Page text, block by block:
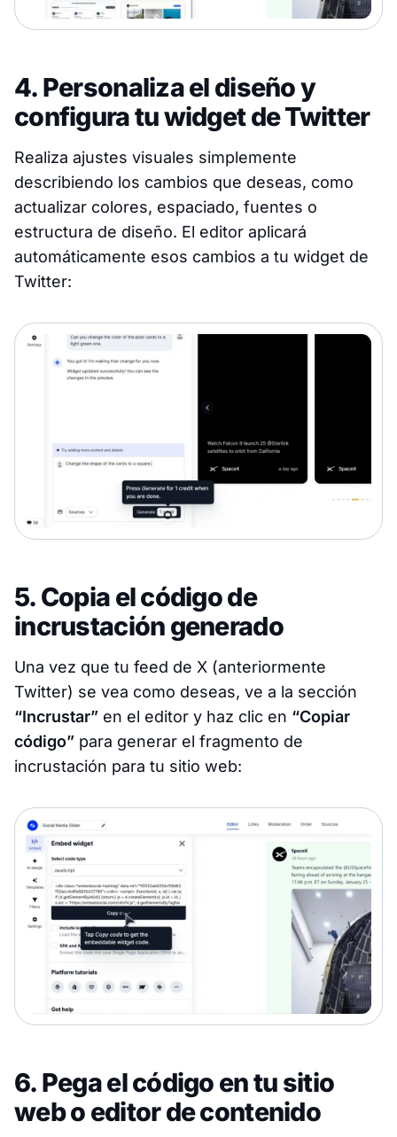
4. Personaliza el diseño y
configura tu widget de Twitter
Realiza ajustes visuales simplemente
describiendo los cambios que deseas, como
actualizar colores, espaciado, fuentes o
estructura de diseño. El editor aplicará
automáticamente esos cambios a tu widget de
Twitter:
5. Copia el código de
incrustación generado
Una vez que tu feed de X (anteriormente
Twitter) se vea como deseas, ve a la sección
“Incrustar” en el editor y haz clic en “Copiar
código” para generar el fragmento de
incrustación para tu sitio web:
6. Pega el código en tu sitio
web o editor de contenido